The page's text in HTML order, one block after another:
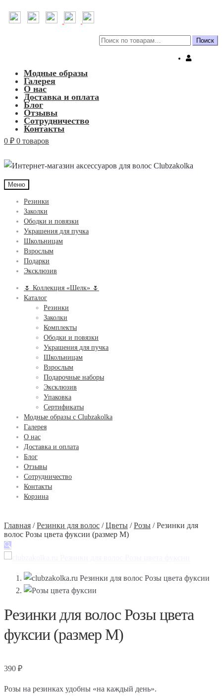
Искать: Поиск
Модные образы
Галерея
О нас
Доставка и оплата
Блог
Отзывы
Сотрудничество
Контакты
0 ₽ 0 товаров
Меню
Резинки
Заколки
Ободки и повязки
Украшения для пучка
Школьницам
Взрослым
Подарки
Эксклюзив
🌷 Коллекция «Шелк» 🌷
Каталог
Резинки
Заколки
Комплекты
Ободки и повязки
Украшения для пучка
Школьницам
Взрослым
Подарочные наборы
Эксклюзив
Упаковка
Сертификаты
Модные образы с Clubzakolka
Галерея
О нас
Доставка и оплата
Блог
Отзывы
Сотрудничество
Контакты
Корзина
Главная /Резинки для волос /Цветы /Розы /Резинки для
волос Розы цвета фуксии (размер М)
🔍
Резинки для волос Розы цвета
фуксии (размер М)
390 ₽
Розы на резинках удобны «на каждый день».